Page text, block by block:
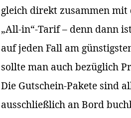
gleich direkt zusammen
„All-in“-Tarif – denn dann
auf jeden Fall am
sollte man auch bezüglich
Die Gutschein-Pakete sind
ausschließlich an Bord